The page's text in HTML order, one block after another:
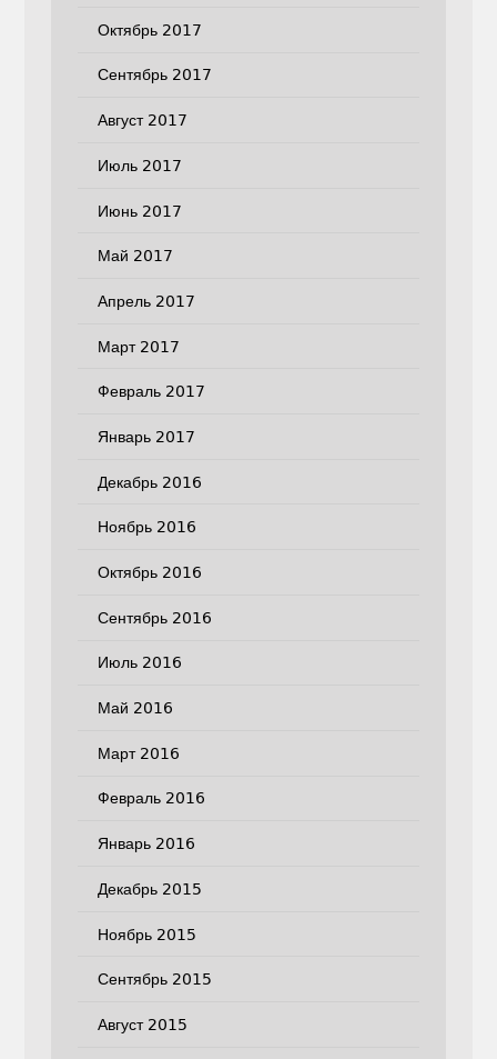
Октябрь 2017
Сентябрь 2017
Август 2017
Июль 2017
Июнь 2017
Май 2017
Апрель 2017
Март 2017
Февраль 2017
Январь 2017
Декабрь 2016
Ноябрь 2016
Октябрь 2016
Сентябрь 2016
Июль 2016
Май 2016
Март 2016
Февраль 2016
Январь 2016
Декабрь 2015
Ноябрь 2015
Сентябрь 2015
Август 2015